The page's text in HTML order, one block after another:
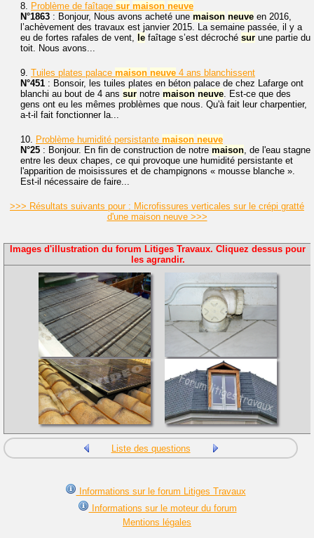
8. Problème de faîtage sur maison neuve
N°1863 : Bonjour, Nous avons acheté une maison neuve en 2016,
l’achèvement des travaux est janvier 2015. La semaine passée, il y a
eu de fortes rafales de vent, le faîtage s’est décroché sur une partie du
toit. Nous avons...
9. Tuiles plates palace maison neuve 4 ans blanchissent
N°451 : Bonsoir, les tuiles plates en béton palace de chez Lafarge ont
blanchi au bout de 4 ans sur notre maison neuve. Est-ce que des
gens ont eu les mêmes problèmes que nous. Qu'à fait leur charpentier,
a-t-il fait fonctionner la...
10. Problème humidité persistante maison neuve
N°25 : Bonjour. En fin de construction de notre maison, de l'eau stagne
entre les deux chapes, ce qui provoque une humidité persistante et
l'apparition de moisissures et de champignons « mousse blanche ».
Est-il nécessaire de faire...
>>> Résultats suivants pour : Microfissures verticales sur le crépi gratté
d'une maison neuve >>>
Images d'illustration du forum Litiges Travaux. Cliquez dessus pour
les agrandir.
Liste des questions
Informations sur le forum Litiges Travaux
Informations sur le moteur du forum
Mentions légales